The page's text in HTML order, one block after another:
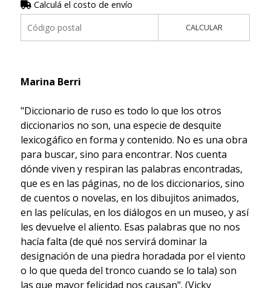
Calculá el costo de envío
CALCULAR
Marina Berri
"Diccionario de ruso es todo lo que los otros
diccionarios no son, una especie de desquite
lexicogáfico en forma y contenido. No es una obra
para buscar, sino para encontrar. Nos cuenta
dónde viven y respiran las palabras encontradas,
que es en las páginas, no de los diccionarios, sino
de cuentos o novelas, en los dibujitos animados,
en las películas, en los diálogos en un museo, y así
les devuelve el aliento. Esas palabras que no nos
hacía falta (de qué nos servirá dominar la
designación de una piedra horadada por el viento
o lo que queda del tronco cuando se lo tala) son
las que mayor felicidad nos causan". (Vicky